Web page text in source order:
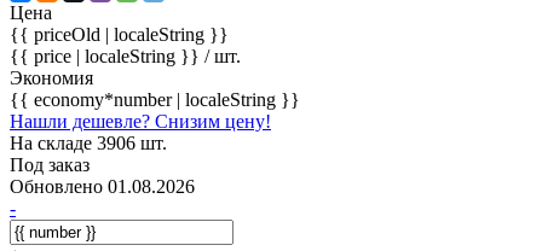
Цена
{{ priceOld | localeString }}
{{ price | localeString }} / шт.
Экономия
{{ economy*number | localeString }}
Нашли дешевле? Снизим цену!
На складе 3906 шт.
Под заказ
Обновлено 01.08.2026
-